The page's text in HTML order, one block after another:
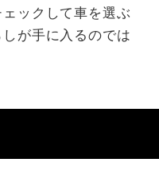
ックして車を選ぶ
が手に入るのでは